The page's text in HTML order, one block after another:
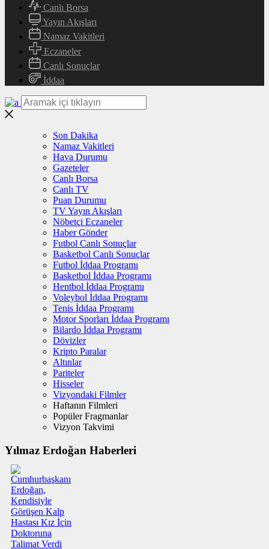
Canlı Borsa
Yayın Akışları
Namaz Vakitleri
Eczaneler
Canlı Sonuçlar
İddaa
Son Dakika
Namaz Vakitleri
Hava Durumu
Gazeteler
Canlı Borsa
Canlı TV
Puan Durumu
TV Yayın Akışları
Nöbetçi Eczaneler
Haber Gönder
Futbol Canlı Sonuçlar
Basketbol Canlı Sonuçlar
Futbol İddaa Programı
Basketbol İddaa Programı
Hentbol İddaa Programı
Voleybol İddaa Programı
Tenis İddaa Programı
Motor Sporları İddaa Programı
Bilardo İddaa Programı
Dövizler
Kripto Paralar
Altınlar
Pariteler
Hisseler
Vizyondaki Filmler
Haftanın Filmleri
Popüler Fragmanlar
Vizyon Takvimi
Yılmaz Erdoğan Haberleri